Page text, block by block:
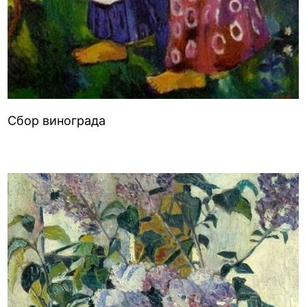
Сбор винограда